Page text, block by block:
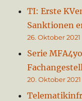
TI: Erste
Sanktionen
26. Oktober 2021
Serie
20. Oktober 2021